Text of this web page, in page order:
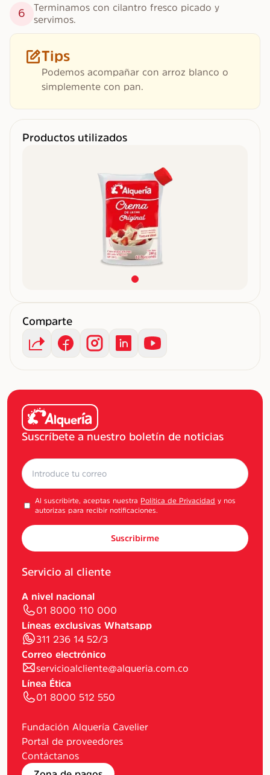
6
Terminamos con cilantro fresco picado y
servimos.
Tips
Podemos acompañar con arroz blanco o
simplemente con pan.
Productos utilizados
Comparte
Suscríbete a nuestro boletín de noticias
Al suscribirte, aceptas nuestra Política de Privacidad y nos
autorizas para recibir notificaciones.
Suscribirme
Servicio al cliente
A nivel nacional
01 8000 110 000
Líneas exclusivas Whatsapp
311 236 14 52/3
Correo electrónico
servicioalcliente@alqueria.com.co
Línea Ética
01 8000 512 550
Fundación Alquería Cavelier
Portal de proveedores
Contáctanos